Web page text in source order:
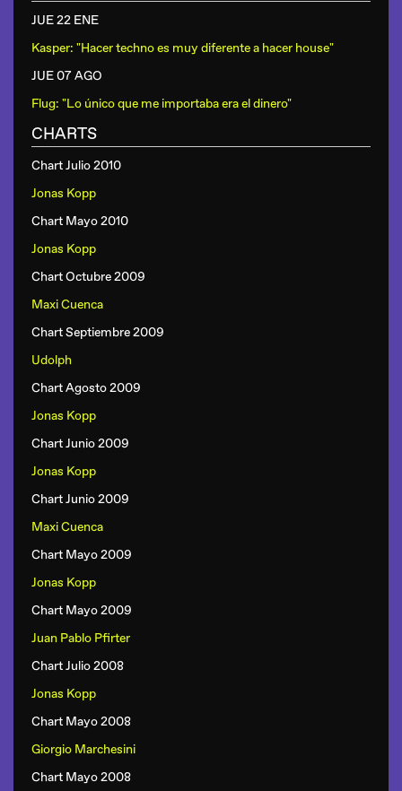
JUE 22 ENE
Kasper: "Hacer techno es muy diferente a hacer house"
JUE 07 AGO
Flug: "Lo único que me importaba era el dinero"
CHARTS
Chart Julio 2010
Jonas Kopp
Chart Mayo 2010
Jonas Kopp
Chart Octubre 2009
Maxi Cuenca
Chart Septiembre 2009
Udolph
Chart Agosto 2009
Jonas Kopp
Chart Junio 2009
Jonas Kopp
Chart Junio 2009
Maxi Cuenca
Chart Mayo 2009
Jonas Kopp
Chart Mayo 2009
Juan Pablo Pfirter
Chart Julio 2008
Jonas Kopp
Chart Mayo 2008
Giorgio Marchesini
Chart Mayo 2008